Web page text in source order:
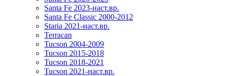
Santa Fe 2023-наст.вр.
Santa Fe Classic 2000-2012
Staria 2021-наст.вр.
Terracan
Tucson 2004-2009
Tucson 2015-2018
Tucson 2018-2021
Tucson 2021-наст.вр.